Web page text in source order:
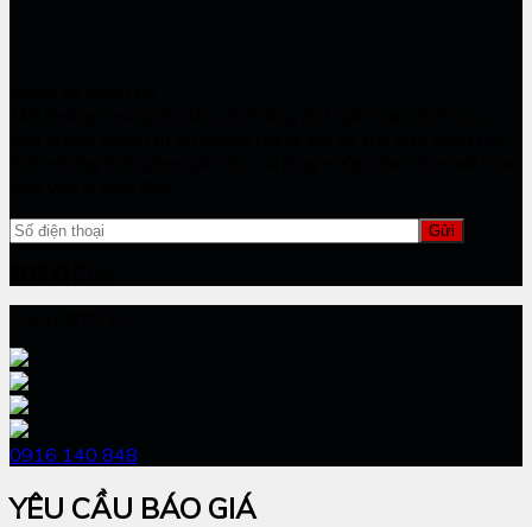
0916 140 848
YÊU CẦU BÁO GIÁ